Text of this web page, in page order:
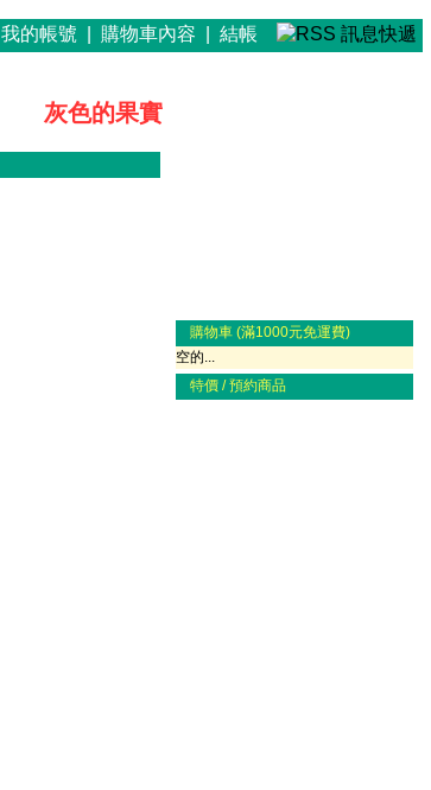
我的帳號 | 購物車內容 | 結帳
灰色的果實
購物車 (滿1000元免運費)
空的...
特價 / 預約商品